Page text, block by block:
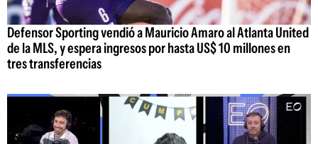
Defensor Sporting vendió a Mauricio Amaro al Atlanta United
de la MLS, y espera ingresos por hasta US$ 10 millones en
tres transferencias